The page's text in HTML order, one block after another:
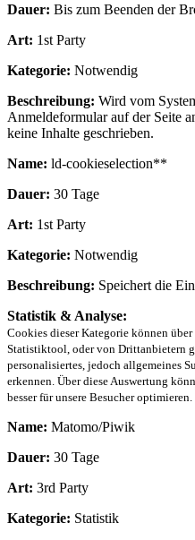
Dauer: Bis zum Beenden der
Art: 1st Party
Kategorie: Notwendig
Beschreibung: Wird vom
Anmeldeformular auf der Seite
keine Inhalte geschrieben.
Name: ld-cookieselection**
Dauer: 30 Tage
Art: 1st Party
Kategorie: Notwendig
Beschreibung: Speichert die
Statistik & Analyse:
Cookies dieser Kategorie können
Statistiktool, oder von Drittanbietern
personalisiertes, jedoch allgemeines
erkennen. Über diese Auswertung
besser für unsere Besucher optimieren.
Name: Matomo/Piwik
Dauer: 30 Tage
Art: 3rd Party
Kategorie: Statistik